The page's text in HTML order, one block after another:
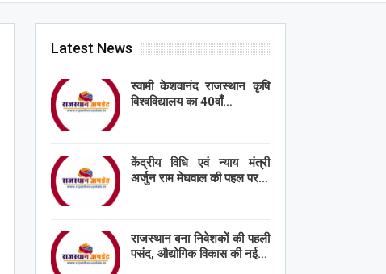
Latest News
स्वामी केशवानंद राजस्थान कृषि
विश्वविद्यालय का 40वाँ…
केंद्रीय विधि एवं न्याय मंत्री
अर्जुन राम मेघवाल की पहल पर…
राजस्थान बना निवेशकों की पहली
पसंद, औद्योगिक विकास की नई…